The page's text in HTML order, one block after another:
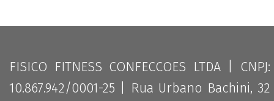
FISICO FITNESS CONFECCOES LTDA | CNPJ:
10.867.942/0001-25 | Rua Urbano Bachini, 32